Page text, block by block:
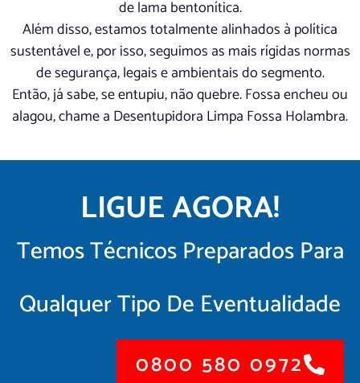
de lama bentonítica.
Além disso, estamos totalmente alinhados à política
sustentável e, por isso, seguimos as mais rígidas normas
de segurança, legais e ambientais do segmento.
Então, já sabe, se entupiu, não quebre. Fossa encheu ou
alagou, chame a Desentupidora Limpa Fossa Holambra.
LIGUE AGORA!
Temos Técnicos Preparados Para
Qualquer Tipo De Eventualidade
0800 580 0972